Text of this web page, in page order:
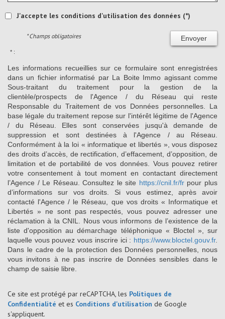
J'accepte les conditions d'utilisation des données (*)
Envoyer
* Champs obligatoires
* :
Les informations recueillies sur ce formulaire sont enregistrées
dans un fichier informatisé par La Boite Immo agissant comme
Sous-traitant du traitement pour la gestion de la
clientèle/prospects de l'Agence / du Réseau qui reste
Responsable du Traitement de vos Données personnelles. La
base légale du traitement repose sur l'intérêt légitime de l'Agence
/ du Réseau. Elles sont conservées jusqu'à demande de
suppression et sont destinées à l'Agence / au Réseau.
Conformément à la loi « informatique et libertés », vous disposez
des droits d’accès, de rectification, d’effacement, d’opposition, de
limitation et de portabilité de vos données. Vous pouvez retirer
votre consentement à tout moment en contactant directement
l’Agence / Le Réseau. Consultez le site https://cnil.fr/frpour plus
d’informations sur vos droits. Si vous estimez, après avoir
contacté l'Agence / le Réseau, que vos droits « Informatique et
Libertés » ne sont pas respectés, vous pouvez adresser une
réclamation à la CNIL. Nous vous informons de l’existence de la
liste d'opposition au démarchage téléphonique « Bloctel », sur
laquelle vous pouvez vous inscrire ici : https://www.bloctel.gouv.fr.
Dans le cadre de la protection des Données personnelles, nous
vous invitons à ne pas inscrire de Données sensibles dans le
champ de saisie libre.
Ce site est protégé par reCAPTCHA, les Politiques de
Confidentialité et es Conditions d'utilisation de Google
s'appliquent.